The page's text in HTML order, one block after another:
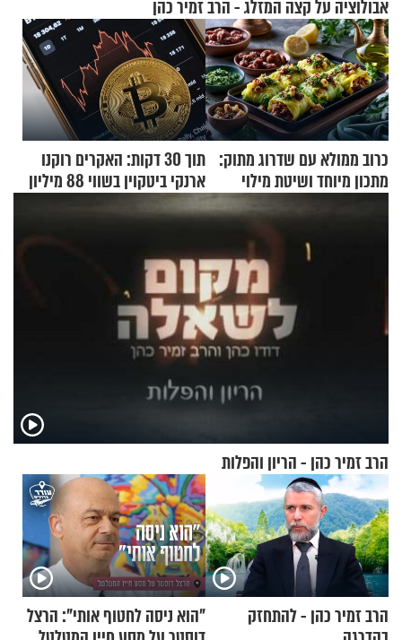
אבולוציה על קצה המזלג - הרב זמיר כהן
כרוב ממולא עם שדרוג מתוק:
מתכון מיוחד ושיטת מילוי
תוך 30 דקות: האקרים רוקנו
ארנקי ביטקוין בשווי 88 מיליון
דולר
הרב זמיר כהן - הריון והפלות
הרב זמיר כהן - להתחזק
"הוא ניסה לחטוף אותי": הרצל